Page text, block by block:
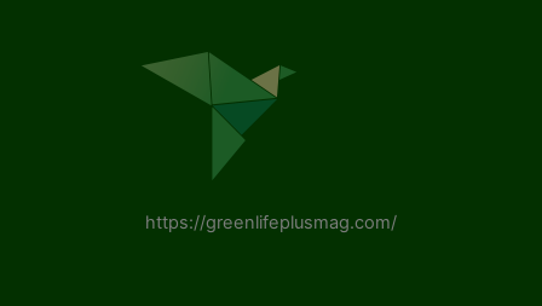
https://greenlifeplusmag.com/